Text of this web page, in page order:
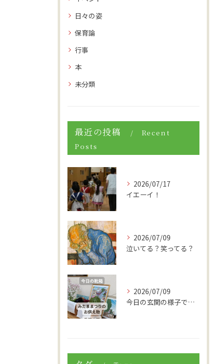
日々の姿
保育論
行事
本
未分類
最近の投稿
Recent
Posts
2026/07/17
イエーイ！
2026/07/09
泣いてる？笑ってる？
2026/07/09
今日の玄関の様子です。